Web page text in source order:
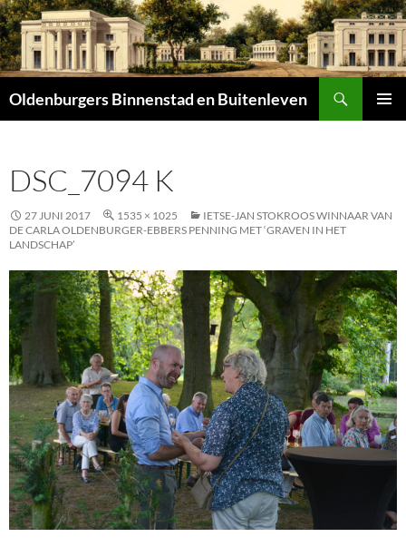
Oldenburgers Binnenstad en Buitenleven
DSC_7094 K
27 JUNI 2017 1535 × 1025
IETSE-JAN STOKROOS WINNAAR VAN
DE CARLA OLDENBURGER-EBBERS PENNING MET ‘GRAVEN IN HET
LANDSCHAP’